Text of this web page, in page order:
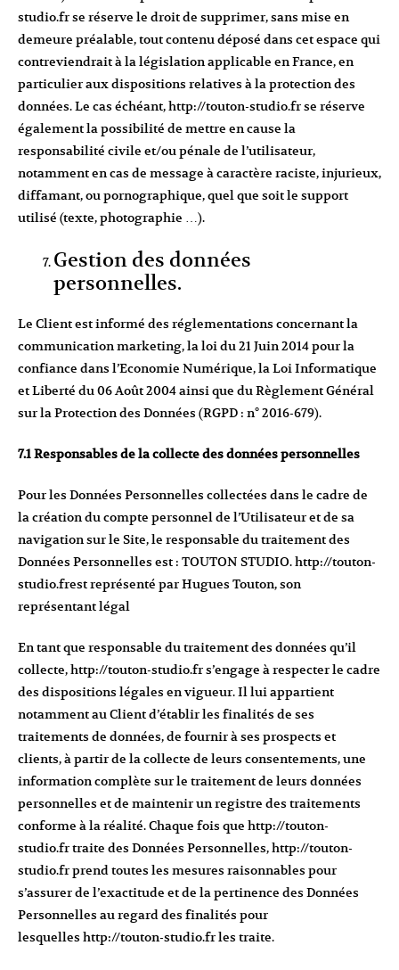
studio.frse réserve le droit de supprimer, sans mise en
demeure préalable, tout contenu déposé dans cet espace qui
contreviendrait à la législation applicable en France, en
particulier aux dispositions relatives à la protection des
données. Le cas échéant,http://touton-studio.frse réserve
également la possibilité de mettre en cause la
responsabilité civile et/ou pénale de l’utilisateur,
notamment en cas de message à caractère raciste, injurieux,
diffamant, ou pornographique, quel que soit le support
utilisé (texte, photographie …).
Gestion des données
personnelles.
Le Client est informé des réglementations concernant la
communication marketing, la loi du 21 Juin 2014 pour la
confiance dans l’Economie Numérique, la Loi Informatique
et Liberté du 06 Août 2004 ainsi que du Règlement Général
sur la Protection des Données (RGPD : n° 2016-679).
7.1 Responsables de la collecte des données personnelles
Pour les Données Personnelles collectées dans le cadre de
la création du compte personnel de l’Utilisateur et de sa
navigation sur le Site, le responsable du traitement des
Données Personnelles est : TOUTON STUDIO.http://touton-
studio.frest représenté par Hugues Touton, son
représentant légal
En tant que responsable du traitement des données qu’il
collecte,http://touton-studio.frs’engage à respecter le cadre
des dispositions légales en vigueur. Il lui appartient
notamment au Client d’établir les finalités de ses
traitements de données, de fournir à ses prospects et
clients, à partir de la collecte de leurs consentements, une
information complète sur le traitement de leurs données
personnelles et de maintenir un registre des traitements
conforme à la réalité. Chaque fois que http://touton-
studio.frtraite des Données Personnelles,http://touton-
studio.frprend toutes les mesures raisonnables pour
s’assurer de l’exactitude et de la pertinence des Données
Personnelles au regard des finalités pour
lesquelles http://touton-studio.frles traite.